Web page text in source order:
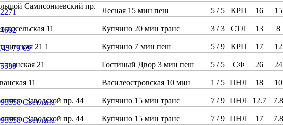
Сампсониевский пр.
Лесная 15 мин пеш 5 / 5 КРП 16 15
11 Купчино 20 мин транс 3 / 3 СТЛ 13 8
21 1 Купчино 7 мин пеш 5 / 9 КРП 17 12
21 Гостиный Двор 3 мин пеш 5 / 5 СФ 26 24
11 Василеостровская 10 мин 1 / 5 ПНЛ 18 10
Заводской пр. 44 Купчино 15 мин транс 7 / 9 ПНЛ 12.7 7.8
Заводской пр. 44 Купчино 15 мин транс 7 / 9 ПНЛ 17 7.8